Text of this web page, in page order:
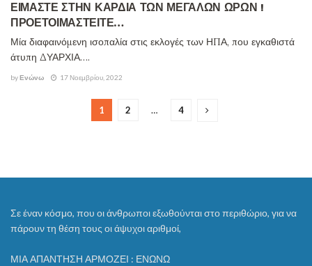
ΕΙΜΑΣΤΕ ΣΤΗΝ ΚΑΡΔΙΑ ΤΩΝ ΜΕΓΑΛΩΝ ΩΡΩΝ !
ΠΡΟΕΤΟΙΜΑΣΤΕΙΤΕ…
Μία διαφαινόμενη ισοπαλία στις εκλογές των ΗΠΑ, που εγκαθιστά
άτυπη ΔΥΑΡΧΙΑ….
byΕνώνω 17 Νοεμβρίου, 2022
1 2 … 4
Σε έναν κόσμο, που οι άνθρωποι εξωθούνται στο περιθώριο, για να
πάρουν τη θέση τους οι άψυχοι αριθμοί,
ΜΙΑ ΑΠΑΝΤΗΣΗ ΑΡΜΟΖΕΙ : ΕΝΩΝΩ